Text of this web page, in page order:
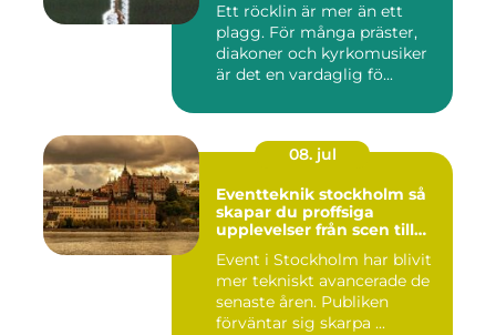
Ett röcklin är mer än ett
plagg. För många präster,
diakoner och kyrkomusiker
är det en vardaglig fö...
08. jul
Eventteknik stockholm så
skapar du proffsiga
upplevelser från scen till
Event i Stockholm har blivit
mer tekniskt avancerade de
senaste åren. Publiken
förväntar sig skarpa ...